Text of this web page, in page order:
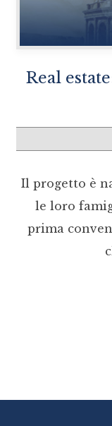
Real
Il progetto è
le loro
prima